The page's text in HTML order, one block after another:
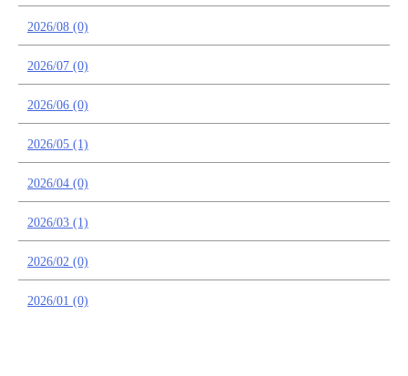
2026/08 (0)
2026/07 (0)
2026/06 (0)
2026/05 (1)
2026/04 (0)
2026/03 (1)
2026/02 (0)
2026/01 (0)